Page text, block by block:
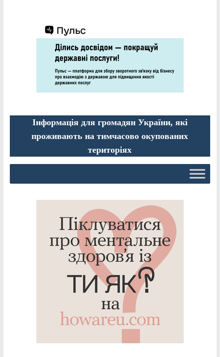
Інформація для громадян України, які
проживають на тимчасово окупованих
територіях